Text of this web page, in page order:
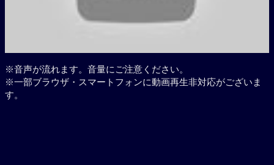
※音声が流れます。音量にご注意ください。
※一部ブラウザ・スマートフォンに動画再生非対応がございま
す。